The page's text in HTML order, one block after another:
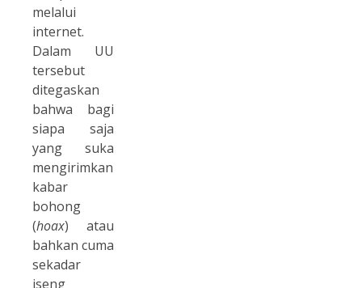
melalui
internet.
Dalam UU
tersebut
ditegaskan
bahwa bagi
siapa saja
yang suka
mengirimkan
kabar
bohong
(hoax) atau
bahkan cuma
sekadar
iseng